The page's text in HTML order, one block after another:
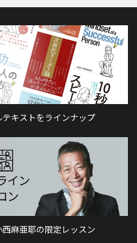
キストをラインナップ
麻亜耶の限定レッスン